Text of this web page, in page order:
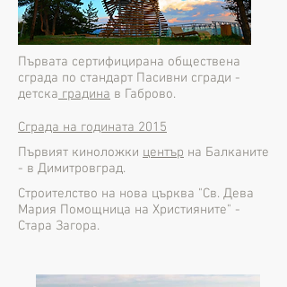
Първата сертифицирана обществена
сграда по стандарт Пасивни сгради -
детска градина в Габрово.
Сграда на годината 2015
Първият киноложки център на Балканите
- в Димитровград.
Строителство на нова църква "Св. Дева
Мария Помощница на Християните" -
Стара Загора.